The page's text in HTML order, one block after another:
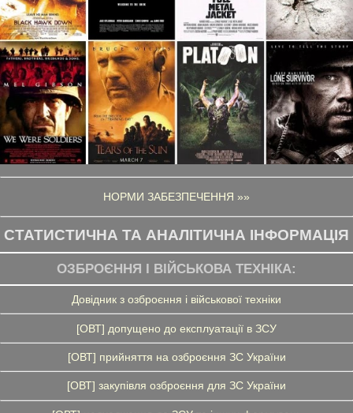
НОРМИ ЗАБЕЗПЕЧЕННЯ »»
СТАТИСТИЧНА ТА АНАЛІТИЧНА ІНФОРМАЦІЯ
ОЗБРОЄННЯ І ВІЙСЬКОВА ТЕХНІКА:
Довідник з озброєння і військової техніки
[ОВТ] допущено до експлуатації в ЗСУ
[ОВТ] прийняття на озброєння ЗС України
[ОВТ] закупівля озброєння для ЗС України